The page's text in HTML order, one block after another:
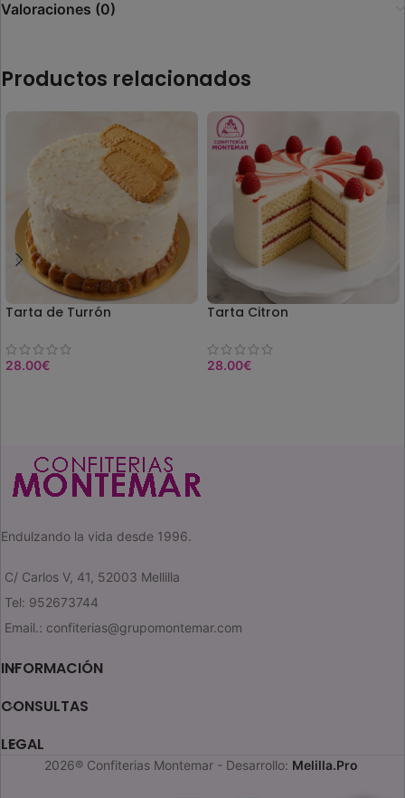
Valoraciones (0)
Productos relacionados
Tarta de Turrón
28.00€
Tarta Citron
28.00€
Endulzando la vida desde 1996.
C/ Carlos V, 41, 52003 Mellilla
Tel: 952673744
Email.: confiterias@grupomontemar.com
INFORMACIÓN
CONSULTAS
LEGAL
2026® Confiterias Montemar - Desarrollo: Melilla.Pro